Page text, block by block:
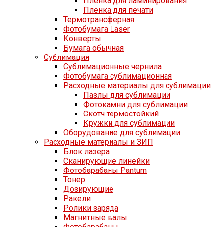
Пленка для печати
Термотрансферная
Фотобумага Laser
Конверты
Бумага обычная
Сублимация
Сублимационные чернила
Фотобумага сублимационная
Расходные материалы для сублимации
Пазлы для сублимации
Фотокамни для сублимации
Скотч термостойкий
Кружки для сублимации
Оборудование для сублимации
Расходные материалы и ЗИП
Блок лазера
Сканирующие линейки
Фотобарабаны Pantum
Тонер
Дозирующие
Ракели
Ролики заряда
Магнитные валы